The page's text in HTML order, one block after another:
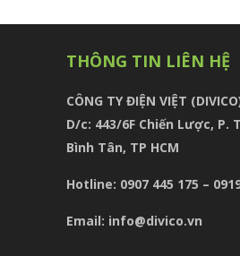
THÔNG TIN LIÊN HỆ
CÔNG TY ĐIỆN VIỆT
D/c: 443/6F Chiến Lược, P.
Bình Tân, TP HCM
Hotline: 0907 445 175 –
Email: info@divico.vn